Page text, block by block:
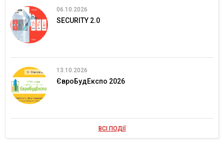
06.10.2026
SECURITY 2.0
13.10.2026
ЄвроБудЕкспо 2026
ВСІ ПОДІЇ